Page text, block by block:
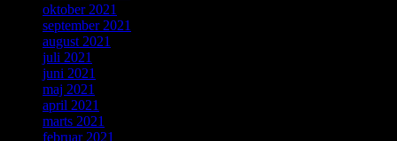
oktober 2021
september 2021
august 2021
juli 2021
juni 2021
maj 2021
april 2021
marts 2021
februar 2021